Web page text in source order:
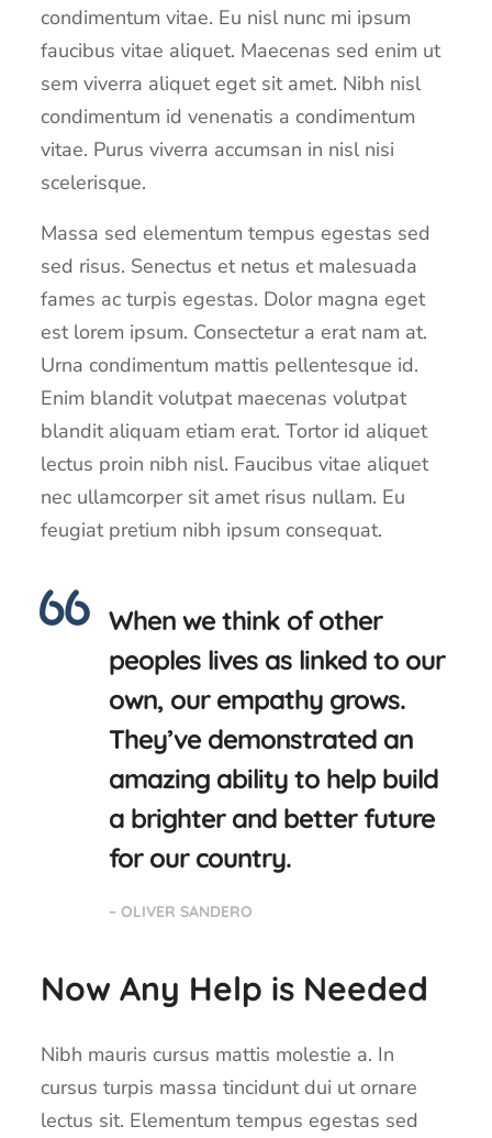
condimentum vitae. Eu nisl nunc mi ipsum
faucibus vitae aliquet. Maecenas sed enim ut
sem viverra aliquet eget sit amet. Nibh nisl
condimentum id venenatis a condimentum
vitae. Purus viverra accumsan in nisl nisi
scelerisque.
Massa sed elementum tempus egestas sed
sed risus. Senectus et netus et malesuada
fames ac turpis egestas. Dolor magna eget
est lorem ipsum. Consectetur a erat nam at.
Urna condimentum mattis pellentesque id.
Enim blandit volutpat maecenas volutpat
blandit aliquam etiam erat. Tortor id aliquet
lectus proin nibh nisl. Faucibus vitae aliquet
nec ullamcorper sit amet risus nullam. Eu
feugiat pretium nibh ipsum consequat.
When we think of other
peoples lives as linked to our
own, our empathy grows.
They’ve demonstrated an
amazing ability to help build
a brighter and better future
for our country.
– OLIVER SANDERO
Now Any Help is Needed
Nibh mauris cursus mattis molestie a. In
cursus turpis massa tincidunt dui ut ornare
lectus sit. Elementum tempus egestas sed